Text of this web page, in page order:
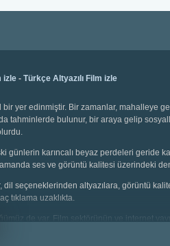
izle - Türkçe Altyazılı Film izle
yer edinmiştir. Bir zamanlar, mahalleye
tahminlerde bulunur, bir araya gelip
günlerin karıncalı beyaz perdeleri geride
ses ve görüntü kalitesi üzerindeki
seçeneklerinden altyazılara, görüntü
tıklama uzaklıkta.
de var. Film sektörünün ve internet
yetişkinler için bilim kurgu ve korku